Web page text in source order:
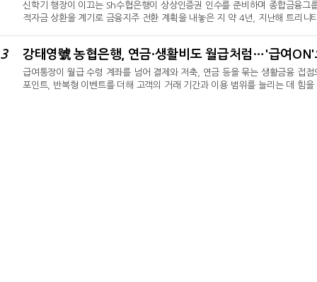
신학기 행장이 이끄는 Sh수협은행이 상상인증권 인수를 준비하며 종합금융
적자금 상환을 계기로 금융지주 전환 계획을 내놓은 지 약 4년, 지난해 트리
별 증권사 매입을 넘어 2022년부터 이어져 온 수협의 금융지주 구상을 다시
3
급여통장이 월급 수령 계좌를 넘어 결제와 저축, 연금 등을 묶는 생활금융 접
포인트, 반복형 이벤트를 더해 고객의 거래 기간과 이용 범위를 늘리는 데 힘